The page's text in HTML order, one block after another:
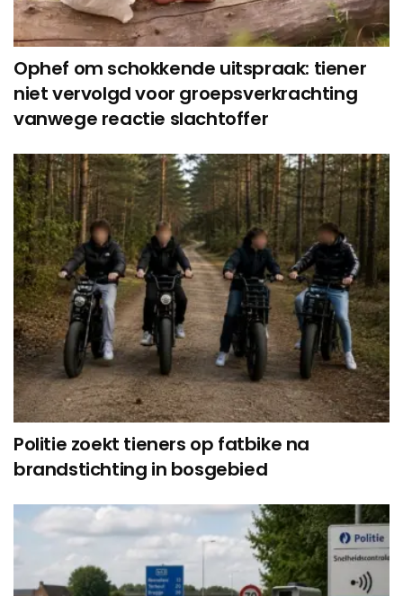
Ophef om schokkende uitspraak: tiener
niet vervolgd voor groepsverkrachting
vanwege reactie slachtoffer
Politie zoekt tieners op fatbike na
brandstichting in bosgebied